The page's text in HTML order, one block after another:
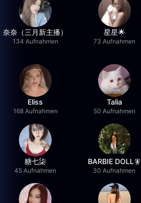
奈奈（三月新主播）
134 Aufnahmen
星星🌟
73 Aufnahmen
Eliss
168 Aufnahmen
Talia
50 Aufnahmen
糖七柒
45 Aufnahmen
BARBIE DOLL🧚
30 Aufnahmen